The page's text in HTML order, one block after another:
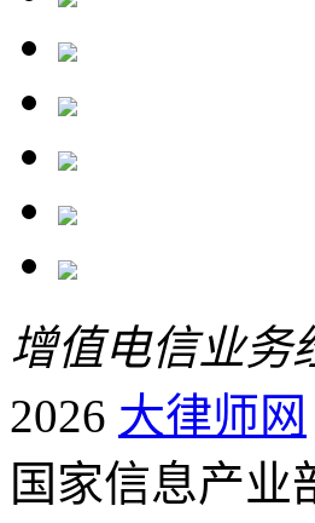
增值电信业务
2026 大律师网
国家信息产业